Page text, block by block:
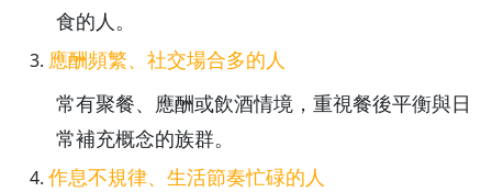
食的人。
應酬頻繁、社交場合多的人
常有聚餐、應酬或飲酒情境，重視餐後平衡與日
常補充概念的族群。
作息不規律、生活節奏忙碌的人